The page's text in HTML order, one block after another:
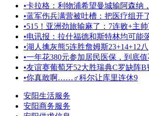
•卡拉格：利物浦希望曼城输阿森纳
•蓝军伤兵满营被吐槽：把医疗组开
•515！亚洲劲旅输麻了：7连败+主帅
•电讯报：拉什福德和斯特林均可能
•湖人擒灰熊5连胜詹姆斯23+14+12八
•一年花380元参加居民医保，到底值
•友谊赛葡萄牙52大胜瑞典C罗缺阵B
•你真敢啊……‍♂️科尔让库里连休9
安阳生活服务
安阳商务服务